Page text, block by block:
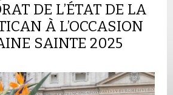
DE L’ÉTAT DE LA
À L’OCCASION
SAINTE 2025